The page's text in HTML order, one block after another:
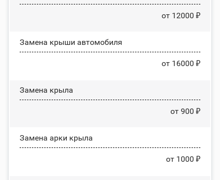
от 12000 ₽
Замена крыши автомобиля
от 16000 ₽
Замена крыла
от 900 ₽
Замена арки крыла
от 1000 ₽